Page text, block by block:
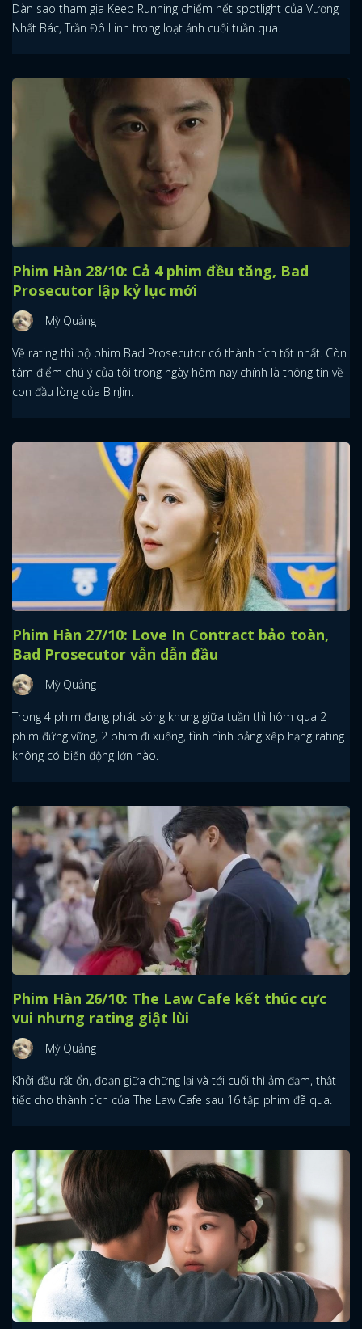
Dàn sao tham gia Keep Running chiếm hết spotlight của Vương
Nhất Bác, Trần Đô Linh trong loạt ảnh cuối tuần qua.
Phim Hàn 28/10: Cả 4 phim đều tăng, Bad
Prosecutor lập kỷ lục mới
Mỳ Quảng
Về rating thì bộ phim Bad Prosecutor có thành tích tốt nhất. Còn
tâm điểm chú ý của tôi trong ngày hôm nay chính là thông tin về
con đầu lòng của BinJin.
Phim Hàn 27/10: Love In Contract bảo toàn,
Bad Prosecutor vẫn dẫn đầu
Mỳ Quảng
Trong 4 phim đang phát sóng khung giữa tuần thì hôm qua 2
phim đứng vững, 2 phim đi xuống, tình hình bảng xếp hạng rating
không có biến động lớn nào.
Phim Hàn 26/10: The Law Cafe kết thúc cực
vui nhưng rating giật lùi
Mỳ Quảng
Khởi đầu rất ổn, đoạn giữa chững lại và tới cuối thì ảm đạm, thật
tiếc cho thành tích của The Law Cafe sau 16 tập phim đã qua.